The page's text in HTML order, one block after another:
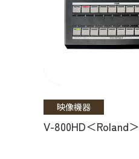
映像機器
V-800HD＜Roland＞